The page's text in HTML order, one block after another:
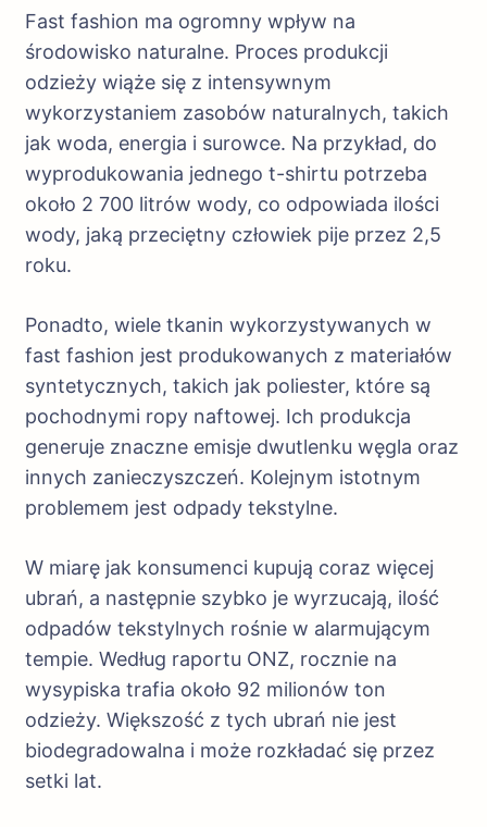
Fast fashion ma ogromny wpływ na
środowisko naturalne. Proces produkcji
odzieży wiąże się z intensywnym
wykorzystaniem zasobów naturalnych, takich
jak woda, energia i surowce. Na przykład, do
wyprodukowania jednego t-shirtu potrzeba
około 2 700 litrów wody, co odpowiada ilości
wody, jaką przeciętny człowiek pije przez 2,5
roku.
Ponadto, wiele tkanin wykorzystywanych w
fast fashion jest produkowanych z materiałów
syntetycznych, takich jak poliester, które są
pochodnymi ropy naftowej. Ich produkcja
generuje znaczne emisje dwutlenku węgla oraz
innych zanieczyszczeń. Kolejnym istotnym
problemem jest odpady tekstylne.
W miarę jak konsumenci kupują coraz więcej
ubrań, a następnie szybko je wyrzucają, ilość
odpadów tekstylnych rośnie w alarmującym
tempie. Według raportu ONZ, rocznie na
wysypiska trafia około 92 milionów ton
odzieży. Większość z tych ubrań nie jest
biodegradowalna i może rozkładać się przez
setki lat.